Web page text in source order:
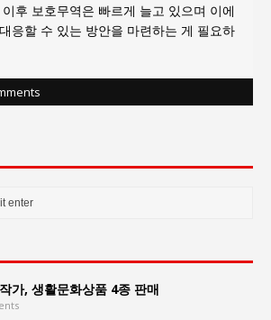
후 보호무역은 빠르게 늘고 있으며 이에
응할 수 있는 방안을 마련하는 게 필요하
가, 생활문화상품 4종 판매